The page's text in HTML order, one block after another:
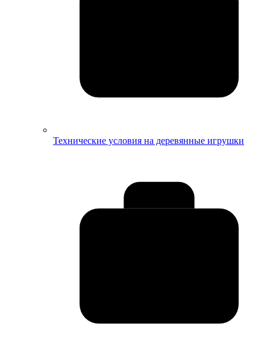
Технические условия на деревянные игрушки